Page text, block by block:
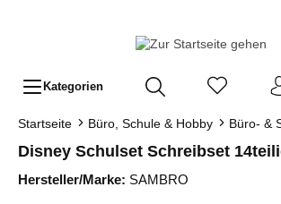
Kategorien
Startseite Büro, Schule & Hobby Büro- &
Disney Schulset Schreibset
Hersteller/Marke: SAMBRO